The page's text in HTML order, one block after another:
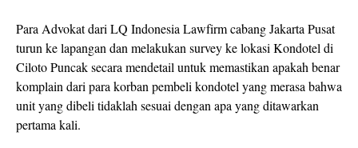
Para Advokat dari LQ Indonesia Lawfirm cabang Jakarta Pusat
turun ke lapangan dan melakukan survey ke lokasi Kondotel di
Ciloto Puncak secara mendetail untuk memastikan apakah benar
komplain dari para korban pembeli kondotel yang merasa bahwa
unit yang dibeli tidaklah sesuai dengan apa yang ditawarkan
pertama kali.